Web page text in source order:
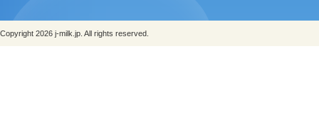
Copyright 2026 j-milk.jp. All rights reserved.